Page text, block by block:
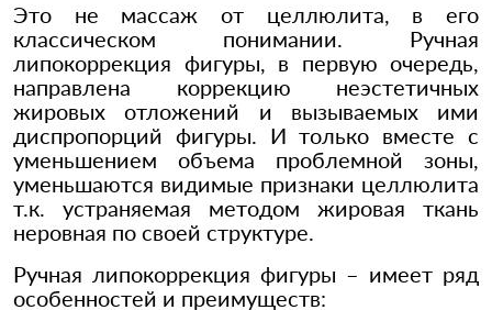
Это не массаж от целлюлита, в его
классическом понимании. Ручная
липокоррекция фигуры, в первую очередь,
направлена коррекцию неэстетичных
жировых отложений и вызываемых ими
диспропорций фигуры. И только вместе с
уменьшением объема проблемной зоны,
уменьшаются видимые признаки целлюлита
т.к. устраняемая методом жировая ткань
неровная по своей структуре.
Ручная липокоррекция фигуры – имеет ряд
особенностей и преимуществ: